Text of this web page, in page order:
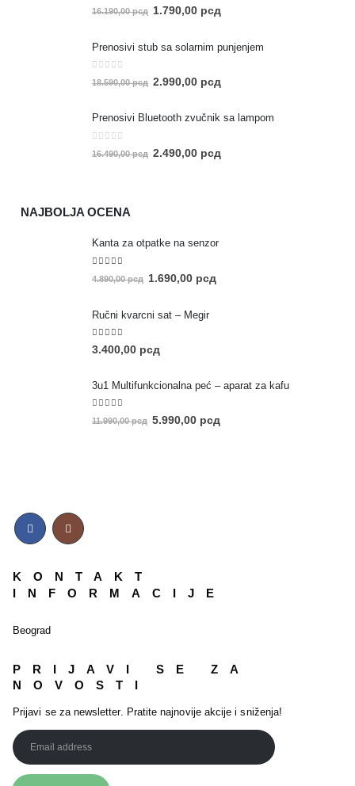
0out of 5
16.190,00рсд 1.790,00 рсд
Prenosivi stub sa solarnim punjenjem
0out of 5
18.590,00рсд 2.990,00 рсд
Prenosivi Bluetooth zvučnik sa lampom
16.490,00рсд 2.490,00 рсд
NAJBOLJA OCENA
Kanta za otpatke na senzor
out of 5
4.890,00рсд 1.690,00 рсд
Ručni kvarcni sat – Megir
5.00out of 5
3.400,00 рсд
3u1 Multifunkcionalna peć – aparat za kafu
5.00out of 5
11.990,00рсд 5.990,00 рсд
KONTAKT
INFORMACIJE
Beograd
PRIJAVI SE ZA
NOVOSTI
Prijavi se za newsletter. Pratite najnovije akcije i sniženja!